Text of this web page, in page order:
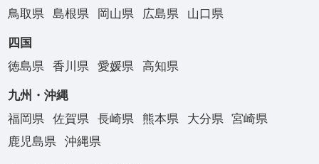
鳥取県
島根県 岡山県 広島県 山口県
四国
徳島県
香川県 愛媛県 高知県
九州・沖縄
福岡県
佐賀県 長崎県 熊本県 大分県
宮崎県
鹿児島県
沖縄県